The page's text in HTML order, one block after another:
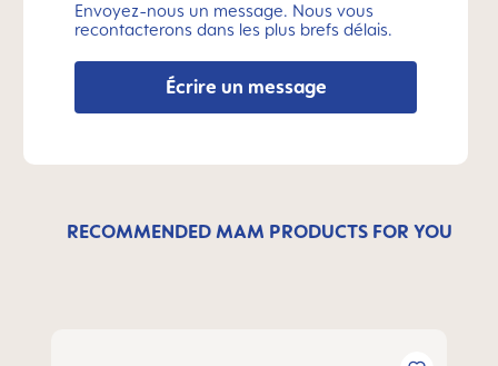
Envoyez-nous un message. Nous vous
recontacterons dans les plus brefs délais.
Écrire un message
RECOMMENDED MAM PRODUCTS FOR YOU